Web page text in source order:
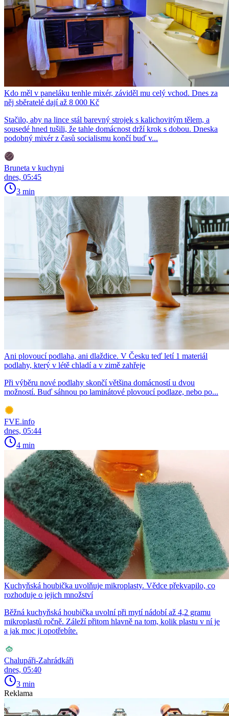
Kdo měl v paneláku tenhle mixér, záviděl mu celý vchod. Dnes za
něj sběratelé dají až 8 000 Kč
Stačilo, aby na lince stál barevný strojek s kalichovitým tělem, a
sousedé hned tušili, že tahle domácnost drží krok s dobou. Dneska
podobný mixér z časů socialismu končí buď v...
Bruneta v kuchyni
dnes, 05:45
3 min
Ani plovoucí podlaha, ani dlaždice. V Česku teď letí 1 materiál
podlahy, který v létě chladí a v zimě zahřeje
Při výběru nové podlahy skončí většina domácností u dvou
možností. Buď sáhnou po laminátové plovoucí podlaze, nebo po...
FVE.info
dnes, 05:44
4 min
Kuchyňská houbička uvolňuje mikroplasty. Vědce překvapilo, co
rozhoduje o jejich množství
Běžná kuchyňská houbička uvolní při mytí nádobí až 4,2 gramu
mikroplastů ročně. Záleží přitom hlavně na tom, kolik plastu v ní je
a jak moc ji opotřebíte.
Chalupáři-Zahrádkáři
dnes, 05:40
3 min
Reklama